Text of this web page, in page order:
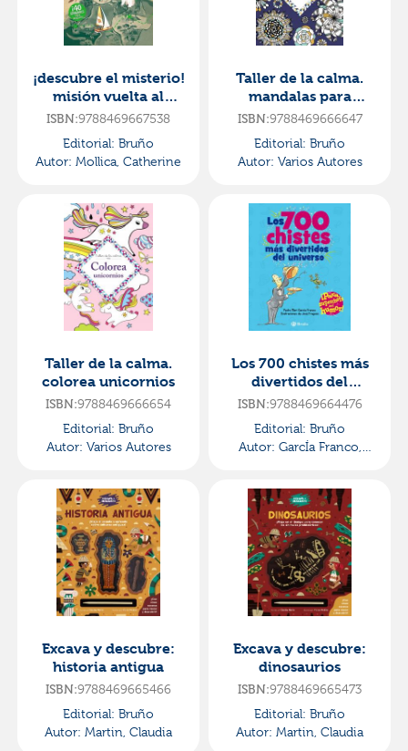
¡descubre el misterio!
misión vuelta al
mundo
ISBN:9788469667538
Editorial: Bruño
Autor: Mollica, Catherine
Taller de la calma.
mandalas para
colorear
ISBN:9788469666647
Editorial: Bruño
Autor: Varios Autores
Taller de la calma.
colorea unicornios
ISBN:9788469666654
Editorial: Bruño
Autor: Varios Autores
Los 700 chistes más
divertidos del
universo
ISBN:9788469664476
Editorial: Bruño
Autor: GarcÍa Franco,
Excava y descubre:
historia antigua
ISBN:9788469665466
Editorial: Bruño
Autor: Martin, Claudia
Excava y descubre:
dinosaurios
ISBN:9788469665473
Editorial: Bruño
Autor: Martin, Claudia